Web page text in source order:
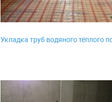
Укладка труб водяного тёплого